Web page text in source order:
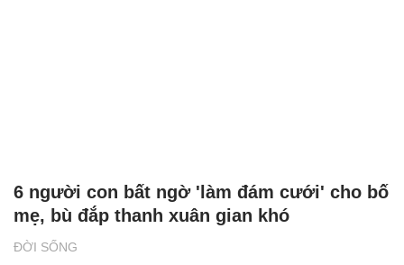
ĐỜI SỐNG
6 người con bất ngờ 'làm đám cưới' cho bố
mẹ, bù đắp thanh xuân gian khó